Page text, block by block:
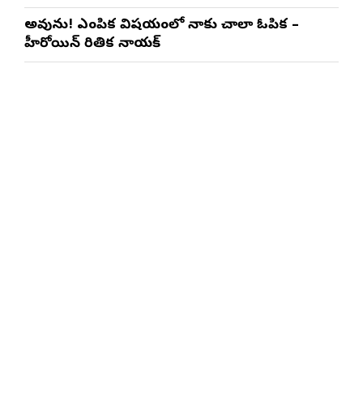
అవును! ఎంపిక విషయంలో నాకు చాలా ఓపిక –
హీరోయిన్ రితిక నాయక్